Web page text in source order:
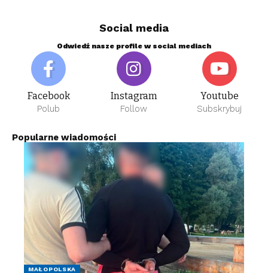
Social media
Odwiedź nasze profile w social mediach
Facebook
Polub
Instagram
Follow
Youtube
Subskrybuj
Popularne wiadomości
MAŁOPOLSKA